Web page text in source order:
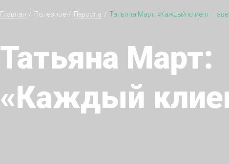
Главная Полезное Персона Татьяна Март: «Каждый клиент –
Татьяна Март:
«Каждый